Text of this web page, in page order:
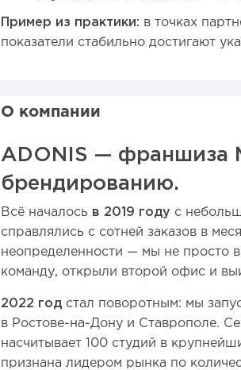
Пример из практики: в точках
показатели стабильно достигают
О компании
ADONIS — франшиза
брендированию.
Всё началось в 2019 году с
справлялись с сотней заказов в
неопределенности — мы не просто
команду, открыли второй офис и
2022 год стал поворотным: мы
в Ростове-на-Дону и Ставрополе.
насчитывает 100 студий в
признана лидером рынка по